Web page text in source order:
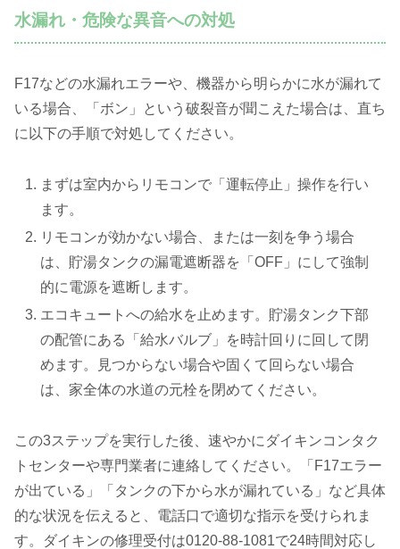
水漏れ・危険な異音への対処
F17などの水漏れエラーや、機器から明らかに水が漏れて
いる場合、「ボン」という破裂音が聞こえた場合は、直ち
に以下の手順で対処してください。
まずは室内からリモコンで「運転停止」操作を行い
ます。
リモコンが効かない場合、または一刻を争う場合
は、貯湯タンクの漏電遮断器を「OFF」にして強制
的に電源を遮断します。
エコキュートへの給水を止めます。貯湯タンク下部
の配管にある「給水バルブ」を時計回りに回して閉
めます。見つからない場合や固くて回らない場合
は、家全体の水道の元栓を閉めてください。
この3ステップを実行した後、速やかにダイキンコンタク
トセンターや専門業者に連絡してください。「F17エラー
が出ている」「タンクの下から水が漏れている」など具体
的な状況を伝えると、電話口で適切な指示を受けられま
す。ダイキンの修理受付は0120-88-1081で24時間対応し